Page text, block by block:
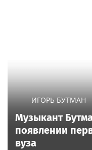
ИГОРЬ БУТМАН
Музыкант
появлении
вуза